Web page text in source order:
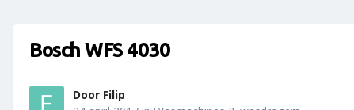
Bosch WFS 4030
Door Filip